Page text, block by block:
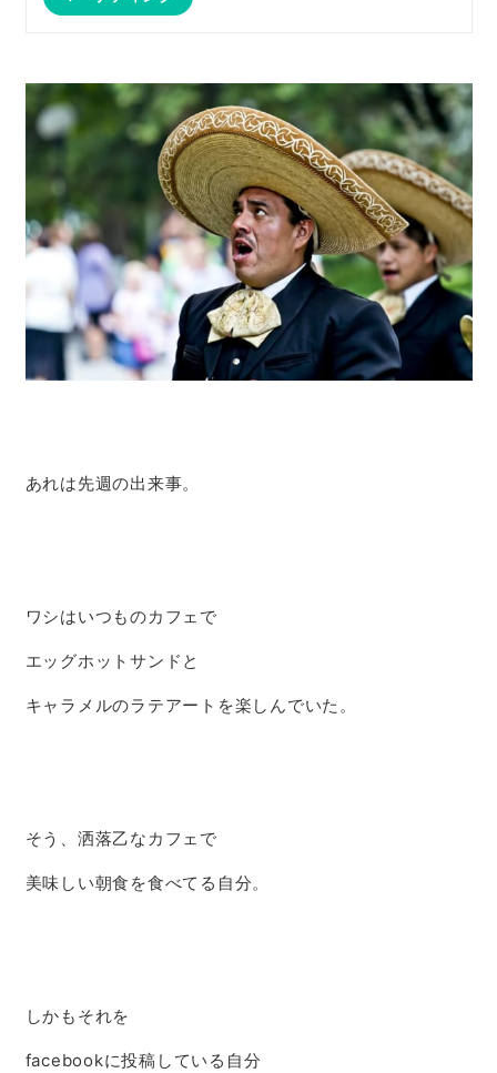
あれは先週の出来事。
ワシはいつものカフェで
エッグホットサンドと
キャラメルのラテアートを楽しんでいた。
そう、洒落乙なカフェで
美味しい朝食を食べてる自分。
しかもそれを
facebookに投稿している自分